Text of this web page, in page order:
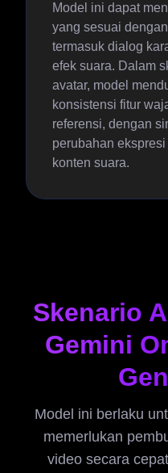
Model ini dapat
yang sesuai
termasuk dialog
efek suara. Dalam
avatar, model
konsistensi fitur
referensi, dengan
perubahan
konten suara.
Skenario
Gemini
Model ini berlaku
memerlukan
video secara